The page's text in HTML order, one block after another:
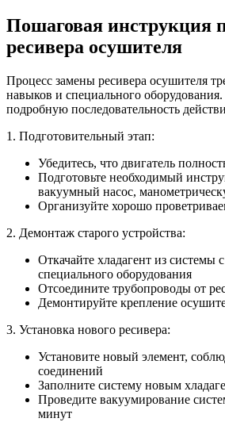
Пошаговая инструкция
ресивера осушителя
Процесс замены ресивера осушителя
навыков и специального
подробную последовательность
1. Подготовительный этап:
Убедитесь, что двигатель
Подготовьте необходимый
вакуумный насос,
Организуйте хорошо
2. Демонтаж старого устройства:
Откачайте хладагент из
специального оборудования
Отсоедините трубопроводы от
Демонтируйте крепление
3. Установка нового ресивера:
Установите новый элемент,
соединений
Заполните систему новым
Проведите вакуумирование
минут